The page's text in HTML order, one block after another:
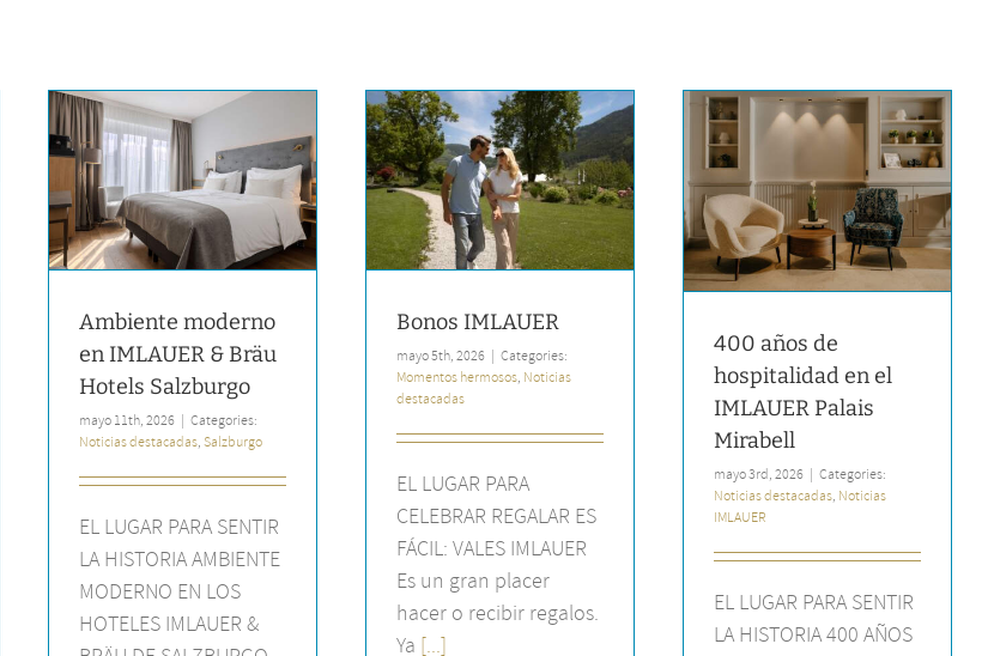
Ambiente moderno
en IMLAUER & Bräu
Hotels Salzburgo
mayo 11th, 2026 | Categories:
Noticias destacadas, Salzburgo
EL LUGAR PARA SENTIR
LA HISTORIA AMBIENTE
MODERNO EN LOS
HOTELES IMLAUER &
Bonos IMLAUER
Momentos hermosos
Noticias
destacadas
Bonos IMLAUER
mayo 5th, 2026 | Categories:
Momentos hermosos, Noticias
destacadas
EL LUGAR PARA
CELEBRAR REGALAR ES
FÁCIL: VALES IMLAUER
Es un gran placer
hacer o recibir regalos.
Ya [...]
400 años de hospitalidad en
el IMLAUER Palais Mirabell
Noticias destacadas
Noticias
IMLAUER
400 años de
hospitalidad en el
IMLAUER Palais
Mirabell
mayo 3rd, 2026 | Categories:
Noticias destacadas, Noticias
IMLAUER
EL LUGAR PARA SENTIR
LA HISTORIA 400 AÑOS